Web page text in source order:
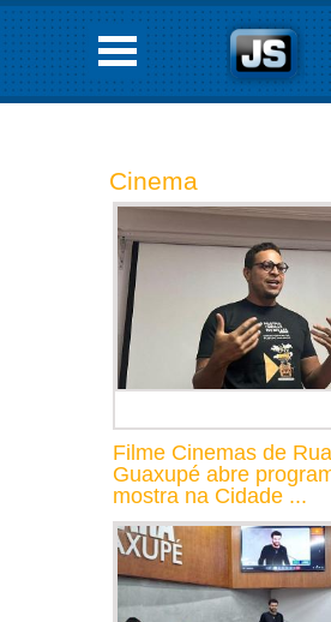
Cinema
Filme Cinemas de
Guaxupé abre
mostra na Cidade ...